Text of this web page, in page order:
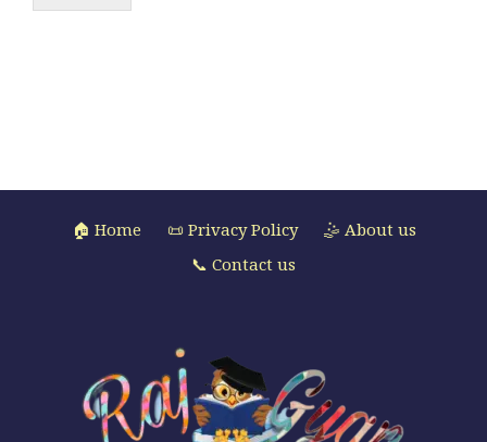
🏠 Home 📜 Privacy Policy
🤹 About us
📞 Contact us